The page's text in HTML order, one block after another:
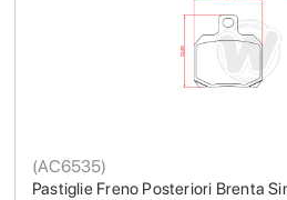
Pastiglie Freno Posteriori Brenta
(AC6535)